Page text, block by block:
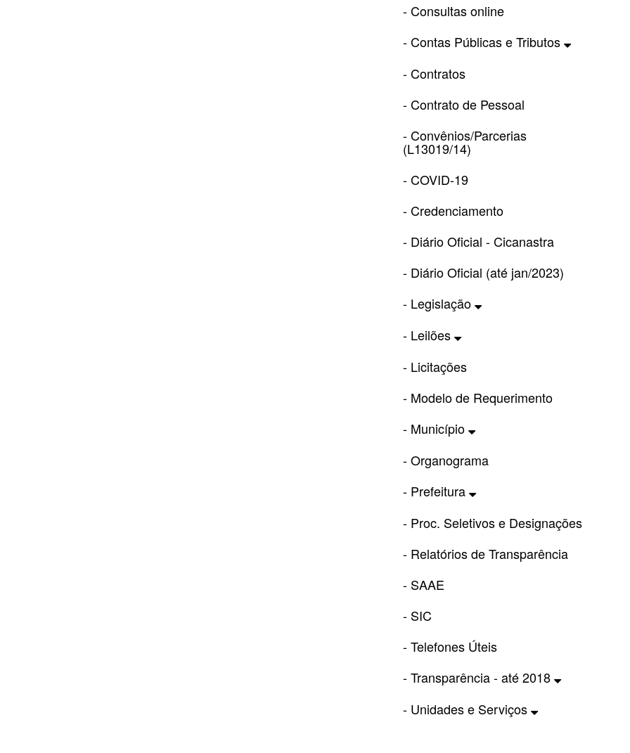
- Consultas online
- Contas Públicas e Tributos
- Contratos
- Contrato de Pessoal
- Convênios/Parcerias
(L13019/14)
- COVID-19
- Credenciamento
- Diário Oficial - Cicanastra
- Diário Oficial (até jan/2023)
- Legislação
- Leilões
- Licitações
- Modelo de Requerimento
- Município
- Organograma
- Prefeitura
- Proc. Seletivos e Designações
- Relatórios de Transparência
- SAAE
- SIC
- Telefones Úteis
- Transparência - até 2018
- Unidades e Serviços